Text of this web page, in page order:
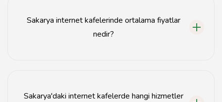
Sakarya internet kafelerinde ortalama fiyatlar
nedir?
Sakarya'daki internet kafelerde hangi hizmetler